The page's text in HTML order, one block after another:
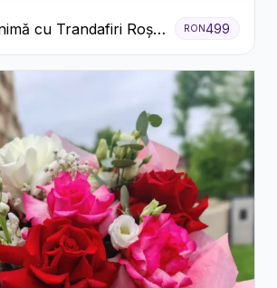
cu Trandafiri Roșii
RON499